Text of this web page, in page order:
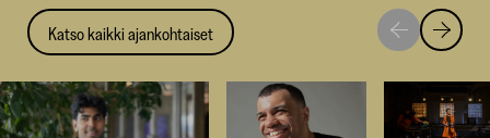
Katso kaikki ajankohtaiset
Siirry
seuraavaan
Siirry